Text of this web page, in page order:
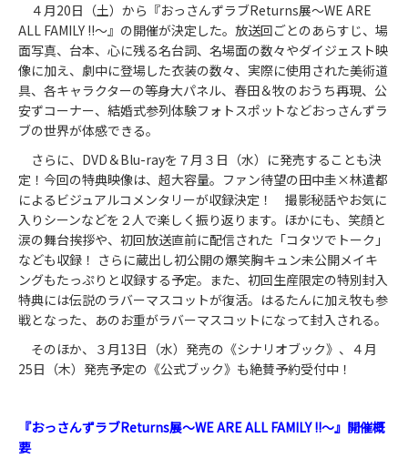
４月20日（土）から『おっさんずラブReturns展～WE ARE
ALL FAMILY !!～』の開催が決定した。放送回ごとのあらすじ、場
面写真、台本、心に残る名台詞、名場面の数々やダイジェスト映
像に加え、劇中に登場した衣装の数々、実際に使用された美術道
具、各キャラクターの等身大パネル、春田＆牧のおうち再現、公
安ずコーナー、結婚式参列体験フォトスポットなどおっさんずラ
ブの世界が体感できる。
さらに、DVD＆Blu-rayを７月３日（水）に発売することも決
定！今回の特典映像は、超大容量。ファン待望の田中圭×林遣都
によるビジュアルコメンタリーが収録決定！ 撮影秘話やお気に
入りシーンなどを２人で楽しく振り返ります。ほかにも、笑顔と
涙の舞台挨拶や、初回放送直前に配信された「コタツでトーク」
なども収録！ さらに蔵出し初公開の爆笑胸キュン未公開メイキ
ングもたっぷりと収録する予定。また、初回生産限定の特別封入
特典には伝説のラバーマスコットが復活。はるたんに加え牧も参
戦となった、あのお重がラバーマスコットになって封入される。
そのほか、３月13日（水）発売の《シナリオブック》、４月
25日（木）発売予定の《公式ブック》も絶賛予約受付中！
『おっさんずラブReturns展～WE ARE ALL FAMILY !!～』開催概
要